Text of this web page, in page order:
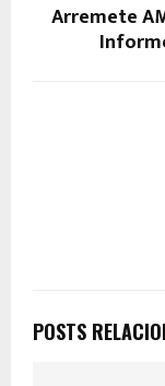
Arremete
POSTS